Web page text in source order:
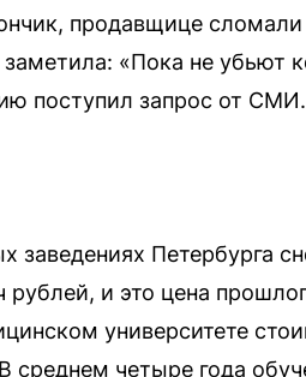
продавщице
«Пока не убьют
поступил запрос от СМИ.
Петербурга
и это цена
университете
среднем четыре года